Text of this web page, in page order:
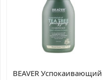
BEAVER Успокаивающий